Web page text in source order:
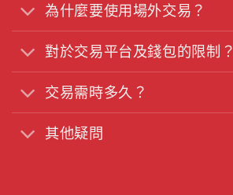
為什麼要使⽤場外交易？
對於交易平台及錢包的限制？
交易需時多久？
其他疑問